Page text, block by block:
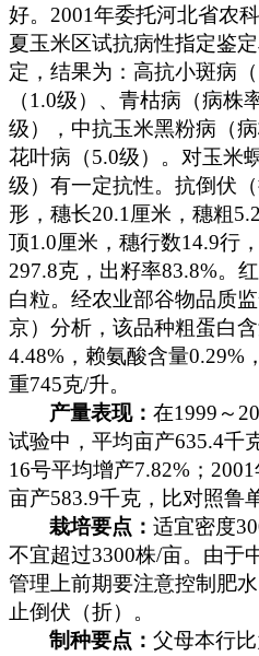
好。 2001年委托河北省农
夏玉米区试抗病性指定鉴
定，结果为：高抗小斑病（
（1.0级）、青枯病（病株
级），中抗玉米黑粉病（
花叶病（5.0级）。对玉米
级）有一定抗性。抗倒伏
形，穗长20.1 厘米 ，穗粗5.2
顶1.0厘米 ，穗行数14.9行
297.8克 ，出籽率83.8%。
白粒。经农业部谷物品质
京）分析，该品种粗蛋白
4.48% ，赖氨酸含量0.29%
重745克/升。
产量表现：在1999 ～
试验中，平均亩产635.4千
16号平均增产7.82% ； 2001
亩产583.9千克 ，比对照鲁
栽培要点：适宜密度
不宜超过3300株/亩。由于
管理上前期要注意控制肥
止倒伏（折）。
制种要点：父母本行